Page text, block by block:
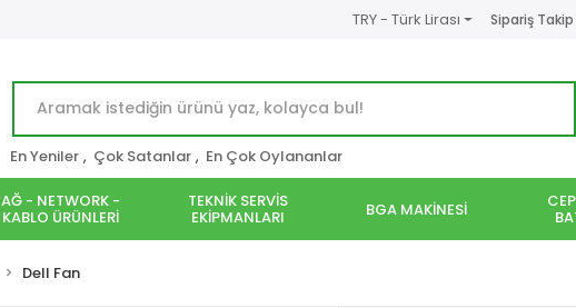
TRY - Türk Lirası Sipariş Takip
En Yeniler , Çok Satanlar , En Çok Oylananlar
AĞ - NETWORK -
KABLO ÜRÜNLERİ
TEKNİK SERVİS
EKİPMANLARI BGA MAKİNESİ
Dell Fan